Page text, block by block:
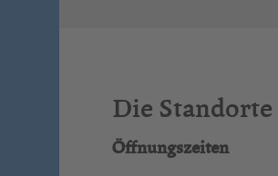
Die
Öffnungszeiten